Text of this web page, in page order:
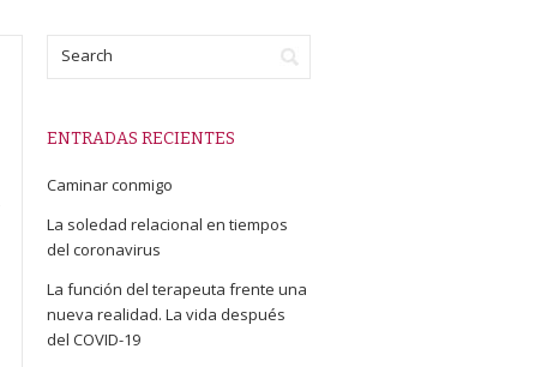
ENTRADAS RECIENTES
Caminar conmigo
La soledad relacional en tiempos
del coronavirus
La función del terapeuta frente una
nueva realidad. La vida después
del COVID-19